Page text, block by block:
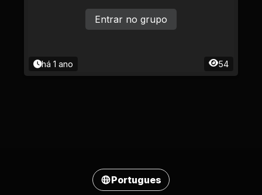
há 1 ano 54
Entrar no grupo
Portugues